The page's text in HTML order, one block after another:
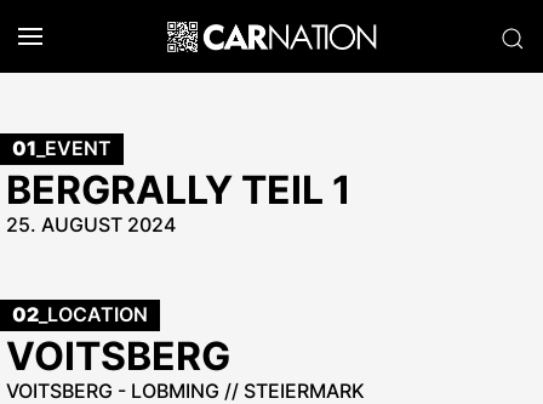
01 _EVENT
BERGRALLY TEIL 1
25. AUGUST 2024
02 _LOCATION
VOITSBERG
VOITSBERG - LOBMING // STEIERMARK